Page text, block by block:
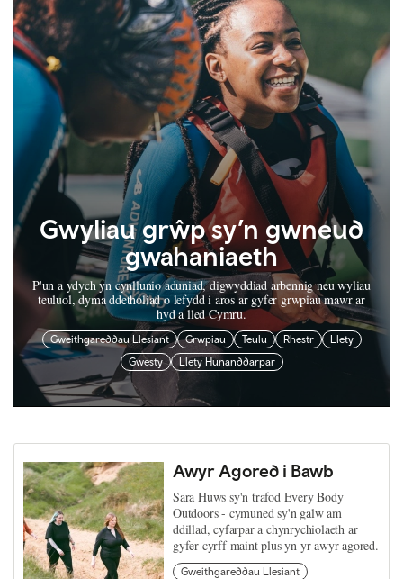
Gwyliau grŵp sy’n gwneud
gwahaniaeth
P'un a ydych yn cynllunio aduniad, digwyddiad arbennig neu wyliau
teuluol, dyma ddetholiad o lefydd i aros ar gyfer grwpiau mawr ar
hyd a lled Cymru.
Gweithgareddau Llesiant Grwpiau Teulu Rhestr
Llety
Gwesty
Llety Hunanddarpar
Awyr Agored i Bawb
Sara Huws sy'n trafod Every Body
Outdoors - cymuned sy'n galw am
ddillad, cyfarpar a chynrychiolaeth ar
gyfer cyrff maint plus yn yr awyr agored.
Gweithgareddau Llesiant